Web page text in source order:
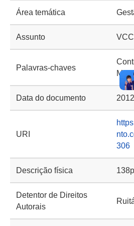
Área temática
Assunto
Palavras-chaves
Data do documento 2012
URI
306
Descrição física
Detentor de Direitos
Autorais